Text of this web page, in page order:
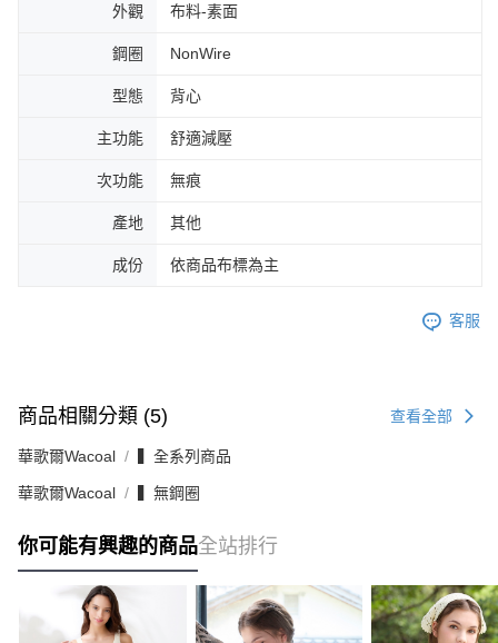
外觀 布料-素面
鋼圈 NonWire
型態 背心
主功能 舒適減壓
次功能 無痕
產地 其他
成份 依商品布標為主
客服
商品相關分類 (5) 查看全部
華歌爾Wacoal ▍全系列商品
華歌爾Wacoal ▍無鋼圈
你可能有興趣的商品全站排行